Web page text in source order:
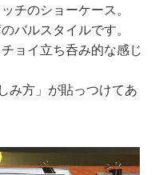
チのショーケース。
バルスタイルです。
ョイ立ち呑み的な感じ
み方」が貼っつけてあ